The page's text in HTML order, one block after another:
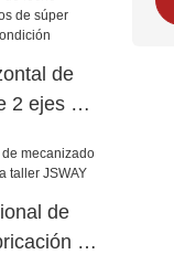
de
2 ejes y
de
de